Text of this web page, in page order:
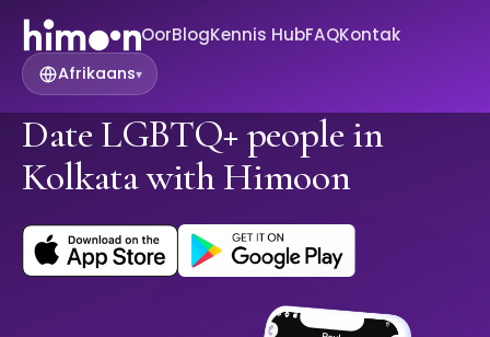
OorBlogKennis HubFAQKontak
Afrikaans▾
Date LGBTQ+ people in
Kolkata with Himoon